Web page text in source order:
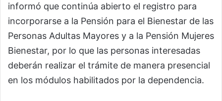
informó que continúa abierto el registro para
incorporarse a la Pensión para el Bienestar de las
Personas Adultas Mayores y a la Pensión Mujeres
Bienestar, por lo que las personas interesadas
deberán realizar el trámite de manera presencial
en los módulos habilitados por la dependencia.